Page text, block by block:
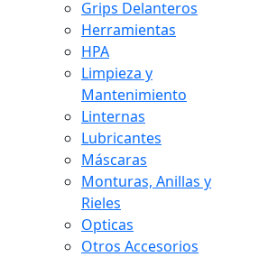
Grips Delanteros
Herramientas
HPA
Limpieza y
Mantenimiento
Linternas
Lubricantes
Máscaras
Monturas, Anillas y
Rieles
Opticas
Otros Accesorios